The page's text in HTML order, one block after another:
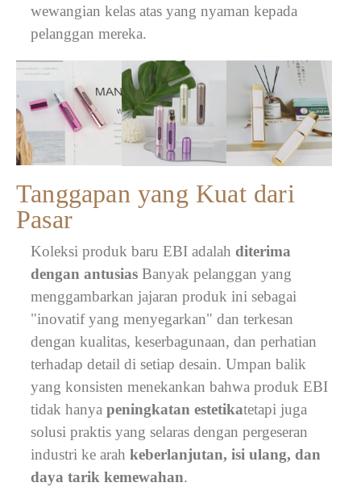
wewangian kelas atas yang nyaman kepada
pelanggan mereka.
Tanggapan yang Kuat dari
Pasar
Koleksi produk baru EBI adalah diterima
dengan antusias Banyak pelanggan yang
menggambarkan jajaran produk ini sebagai
"inovatif yang menyegarkan" dan terkesan
dengan kualitas, keserbagunaan, dan perhatian
terhadap detail di setiap desain. Umpan balik
yang konsisten menekankan bahwa produk EBI
tidak hanya peningkatan estetikatetapi juga
solusi praktis yang selaras dengan pergeseran
industri ke arah keberlanjutan, isi ulang, dan
daya tarik kemewahan.